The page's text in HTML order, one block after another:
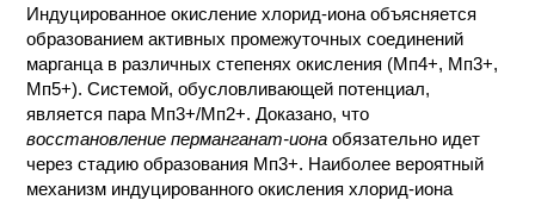
ХИМИЯ НА
ПРОИЗВОДСТВЕ
И ХИМИЧЕСКАЯ
ТЕХНОЛОГИЯ
КОНТАКТЫ
Индуцированное окисление хлорид-иона объясняется
образованием активных промежуточных соединений
марганца в различных степенях окисления (Мп4+, Мп3+,
Мп5+). Системой, обусловливающей потенциал,
является пара Мп3+/Мп2+. Доказано, что
восстановление перманганат-иона обязательно идет
через стадию образования Мп3+. Наиболее вероятный
механизм индуцированного окисления хлорид-иона